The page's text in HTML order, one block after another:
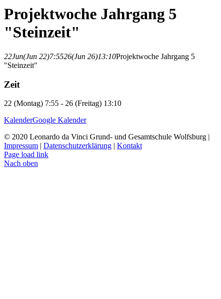
Projektwoche Jahrgang 5
"Steinzeit"
22Jun(Jun 22)7:5526(Jun 26)13:10Projektwoche Jahrgang 5
"Steinzeit"
Zeit
22 (Montag) 7:55 - 26 (Freitag) 13:10
KalenderGoogle Kalender
© 2020 Leonardo da Vinci Grund- und Gesamtschule Wolfsburg |
Impressum | Datenschutzerklärung | Kontakt
Page load link
Nach oben